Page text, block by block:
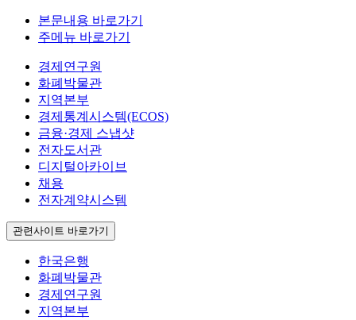
본문내용 바로가기
주메뉴 바로가기
경제연구원
화폐박물관
지역본부
경제통계시스템(ECOS)
금융·경제 스냅샷
전자도서관
디지털아카이브
채용
전자계약시스템
관련사이트 바로가기
한국은행
화폐박물관
경제연구원
지역본부